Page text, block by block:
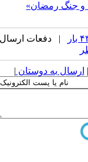
و جنگ رمضان»
| دفعات ارسال
ارسال به دوستان|